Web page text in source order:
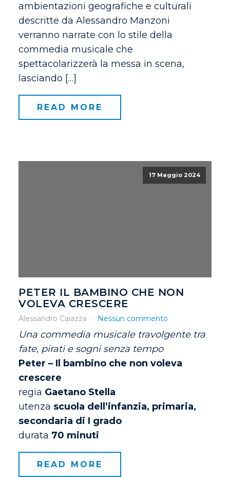
ambientazioni geografiche e culturali
descritte da Alessandro Manzoni
verranno narrate con lo stile della
commedia musicale che
spettacolarizzerà la messa in scena,
lasciando […]
READ MORE
17 Maggio 2024
PETER IL BAMBINO CHE NON
VOLEVA CRESCERE
Alessandro Caiazza Nessun commento
Una commedia musicale travolgente tra
fate, pirati e sogni senza tempo
Peter – Il bambino che non voleva
crescere
regia Gaetano Stella
utenza scuola dell’infanzia, primaria,
secondaria di I grado
durata 70 minuti
READ MORE